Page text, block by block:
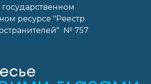
ресурсе "Реестр
№ 757